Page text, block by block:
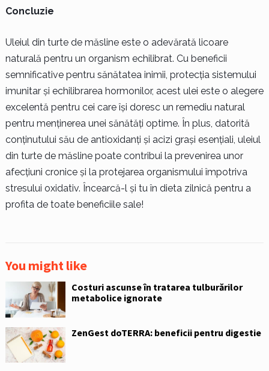
Concluzie
Uleiul din turte de măsline este o adevărată licoare
naturală pentru un organism echilibrat. Cu beneficii
semnificative pentru sănătatea inimii, protecția sistemului
imunitar și echilibrarea hormonilor, acest ulei este o alegere
excelentă pentru cei care își doresc un remediu natural
pentru menținerea unei sănătăți optime. În plus, datorită
conținutului său de antioxidanți și acizi grași esențiali, uleiul
din turte de măsline poate contribui la prevenirea unor
afecțiuni cronice și la protejarea organismului împotriva
stresului oxidativ. Încearcă-l și tu în dieta zilnică pentru a
profita de toate beneficiile sale!
You might like
Costuri ascunse în tratarea tulburărilor
metabolice ignorate
ZenGest doTERRA: beneficii pentru digestie